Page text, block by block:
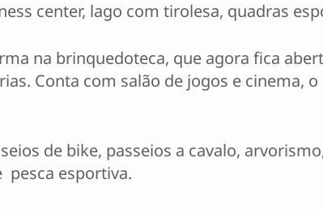
center, lago com tirolesa, quadras
na brinquedoteca, que agora fica
Conta com salão de jogos e cinema,
de bike, passeios a cavalo,
pesca esportiva.